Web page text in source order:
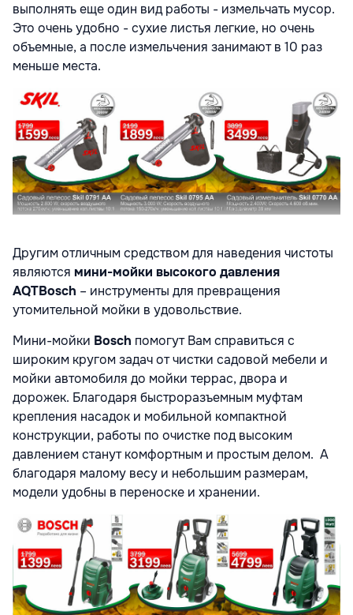
выполнять еще один вид работы - измельчать мусор.
Это очень удобно - сухие листья легкие, но очень
объемные, а после измельчения занимают в 10 раз
меньше места.
Другим отличным средством для наведения чистоты
являются мини-мойки высокого давления
AQTBosch – инструменты для превращения
утомительной мойки в удовольствие.
Мини-мойки Bosch помогут Вам справиться с
широким кругом задач от чистки садовой мебели и
мойки автомобиля до мойки террас, двора и
дорожек. Благодаря быстроразъемным муфтам
крепления насадок и мобильной компактной
конструкции, работы по очистке под высоким
давлением станут комфортным и простым делом. А
благодаря малому весу и небольшим размерам,
модели удобны в переноске и хранении.